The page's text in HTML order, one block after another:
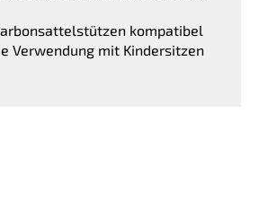
kompatibel
Verwendung mit Kindersitzen